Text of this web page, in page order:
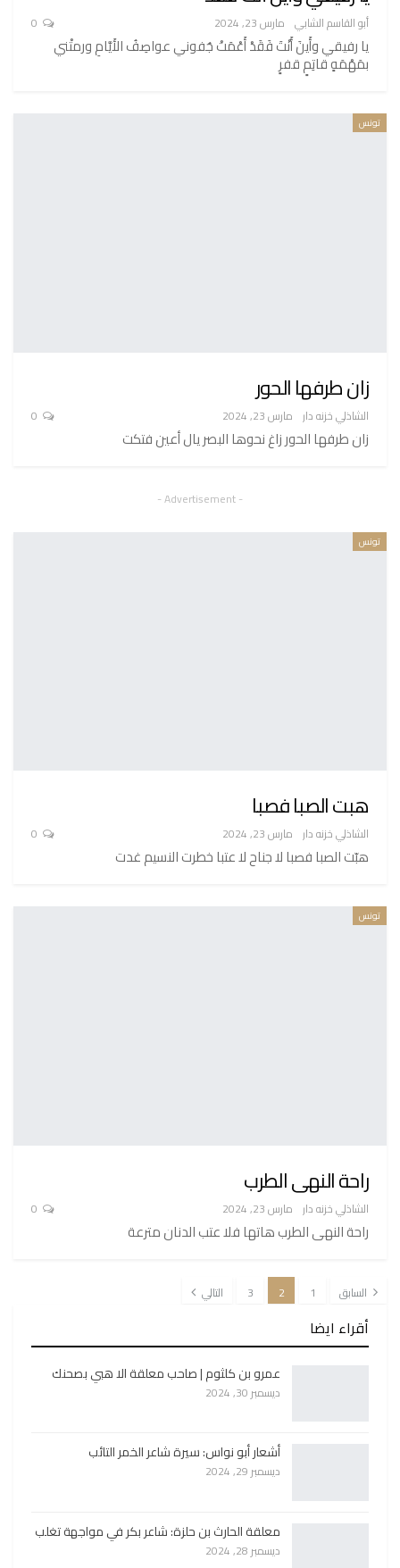
أبو القاسم الشابي مارس 23, 2024
يا رفيقي وأَينَ أَنْتَ فَقَدْ أَعْمَتْ جُفوني عواصِفُ الأَيَّامِ ورمتْني
بمَهْمَهٍ قاتِمٍ قفرٍ
تونس
زان طرفها الحور
الشاذلي خزنه دار مارس 23, 2024
زان طرفها الحور زاغ نحوها البصر يال أعين فتكت
- Advertisement -
تونس
هبت الصبا فصبا
الشاذلي خزنه دار مارس 23, 2024
هبّت الصبا فصبا لا جناح لا عتبا خطرت النسيم غدت
تونس
راحة النهى الطرب
الشاذلي خزنه دار مارس 23, 2024
راحة النهى الطرب هاتها فلا عتب الدنان مترعة
السابق 1
2
3 التالي
أقراء ايضا
عمرو بن كلثوم | صاحب معلقة الا هبي بصحنك
ديسمبر 30, 2024
أشعار أبو نواس: سيرة شاعر الخمر التائب
ديسمبر 29, 2024
معلقة الحارث بن حلزة: شاعر بكر في مواجهة تغلب
ديسمبر 28, 2024